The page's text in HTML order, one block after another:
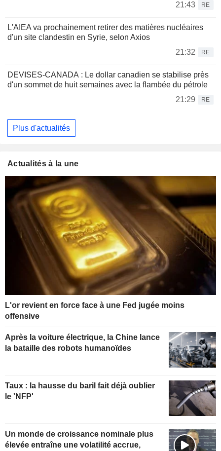
21:43
RE
L'AIEA va prochainement retirer des matières nucléaires
d'un site clandestin en Syrie, selon Axios
21:32
RE
DEVISES-CANADA : Le dollar canadien se stabilise près
d'un sommet de huit semaines avec la flambée du pétrole
21:29
RE
Plus d'actualités
Actualités à la une
L'or revient en force face à une Fed jugée moins
offensive
Après la voiture électrique, la Chine lance
la bataille des robots humanoïdes
Taux : la hausse du baril fait déjà oublier
le 'NFP'
Un monde de croissance nominale plus
élevée entraîne une volatilité accrue,